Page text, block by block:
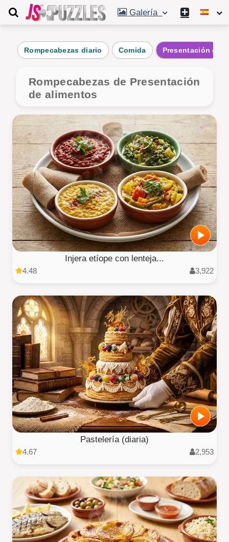
Galería
Rompecabezas diario Comida Presentación de
Rompecabezas de Presentación
de alimentos
Injera etíope con lenteja...
4.48 3,922
Pastelería (diaria)
4.67 2,953